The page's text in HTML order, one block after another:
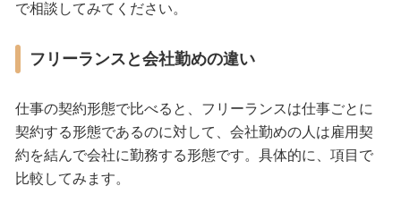
で相談してみてください。
フリーランスと会社勤めの違い
仕事の契約形態で比べると、フリーランスは仕事ごとに
契約する形態であるのに対して、会社勤めの人は雇用契
約を結んで会社に勤務する形態です。具体的に、項目で
比較してみます。